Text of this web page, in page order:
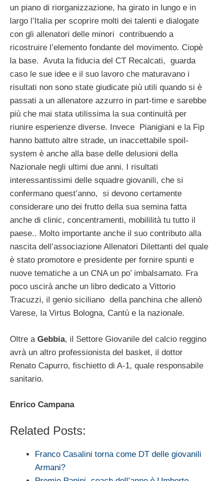
un piano di riorganizzazione, ha girato in lungo e in
largo l’Italia per scoprire molti dei talenti e dialogate
con gli allenatori delle minori contribuendo a
ricostruire l’elemento fondante del movimento. Ciopè
la base. Avuta la fiducia del CT Recalcati, guarda
caso le sue idee e il suo lavoro che maturavano i
risultati non sono state giudicate più utili quando si è
passati a un allenatore azzurro in part-time e sarebbe
più che mai stata utilissima la sua continuità per
riunire esperienze diverse. Invece Pianigiani e la Fip
hanno battuto altre strade, un inaccettabile spoil-
system è anche alla base delle delusioni della
Nazionale negli ultimi due anni. I risultati
interessantissimi delle squadre giovanili, che si
confermano quest’anno, si devono certamente
considerare uno dei frutto della sua semina fatta
anche di clinic, concentramenti, mobililità tu tutto il
paese.. Molto importante anche il suo contributo alla
nascita dell’associazione Allenatori Dilettanti del quale
è stato promotore e presidente per fornire spunti e
nuove tematiche a un CNA un po’ imbalsamato. Fra
poco uscirà anche un libro dedicato a Vittorio
Tracuzzi, il genio siciliano della panchina che allenò
Varese, la Virtus Bologna, Cantù e la nazionale.
Oltre a Gebbia, il Settore Giovanile del calcio reggino
avrà un altro professionista del basket, il dottor
Renato Capurro, fischietto di A-1, quale responsabile
sanitario.
Enrico Campana
Related Posts:
Franco Casalini torna come DT delle giovanili
Armani?